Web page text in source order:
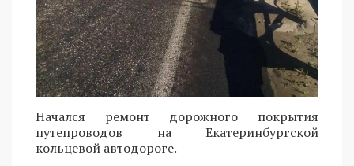
Начался ремонт дорожного покрытия
путепроводов на Екатеринбургской
кольцевой автодороге.